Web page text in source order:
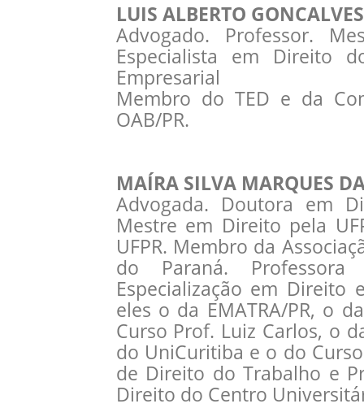
LUIS ALBERTO
Advogado. Professor.
Especialista em Direito
Empresarial
Membro do TED e da
OAB/PR.
MAÍRA SILVA MARQUES
Advogada. Doutora em
Mestre em Direito pela
UFPR. Membro da
do Paraná.
Especialização em Direito
eles o da EMATRA/PR, o
Curso Prof. Luiz Carlos, o
do UniCuritiba e o do
de Direito do Trabalho e
Direito do Centro